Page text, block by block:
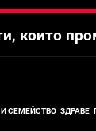
за мъже
за
СЕМЕЙСТВО ЗДРАВЕ